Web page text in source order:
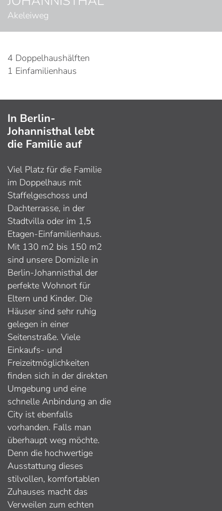
Akeleiweg
4 Doppelhaushälften
1 Einfamilienhaus
In Berlin-
Johannisthal lebt
die Familie auf
Viel Platz für die Familie
im Doppelhaus mit
Staffelgeschoss und
Dachterrasse, in der
Stadtvilla oder im 1,5
Etagen-Einfamilienhaus.
Mit 130 m2 bis 150 m2
sind unsere Domizile in
Berlin-Johannisthal der
perfekte Wohnort für
Eltern und Kinder. Die
Häuser sind sehr ruhig
gelegen in einer
Seitenstraße. Viele
Einkaufs- und
Freizeitmöglichkeiten
finden sich in der direkten
Umgebung und eine
schnelle Anbindung an die
City ist ebenfalls
vorhanden. Falls man
überhaupt weg möchte.
Denn die hochwertige
Ausstattung dieses
stilvollen, komfortablen
Zuhauses macht das
Verweilen zum echten